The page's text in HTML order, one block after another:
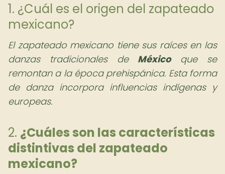
1. ¿Cuál es el origen del zapateado
mexicano?
El zapateado mexicano tiene sus raíces en las
danzas tradicionales de Méxicoque se
remontan a la época prehispánica. Esta forma
de danza incorpora influencias indígenas y
europeas.
2. ¿Cuáles son las características
distintivas del zapateado
mexicano?